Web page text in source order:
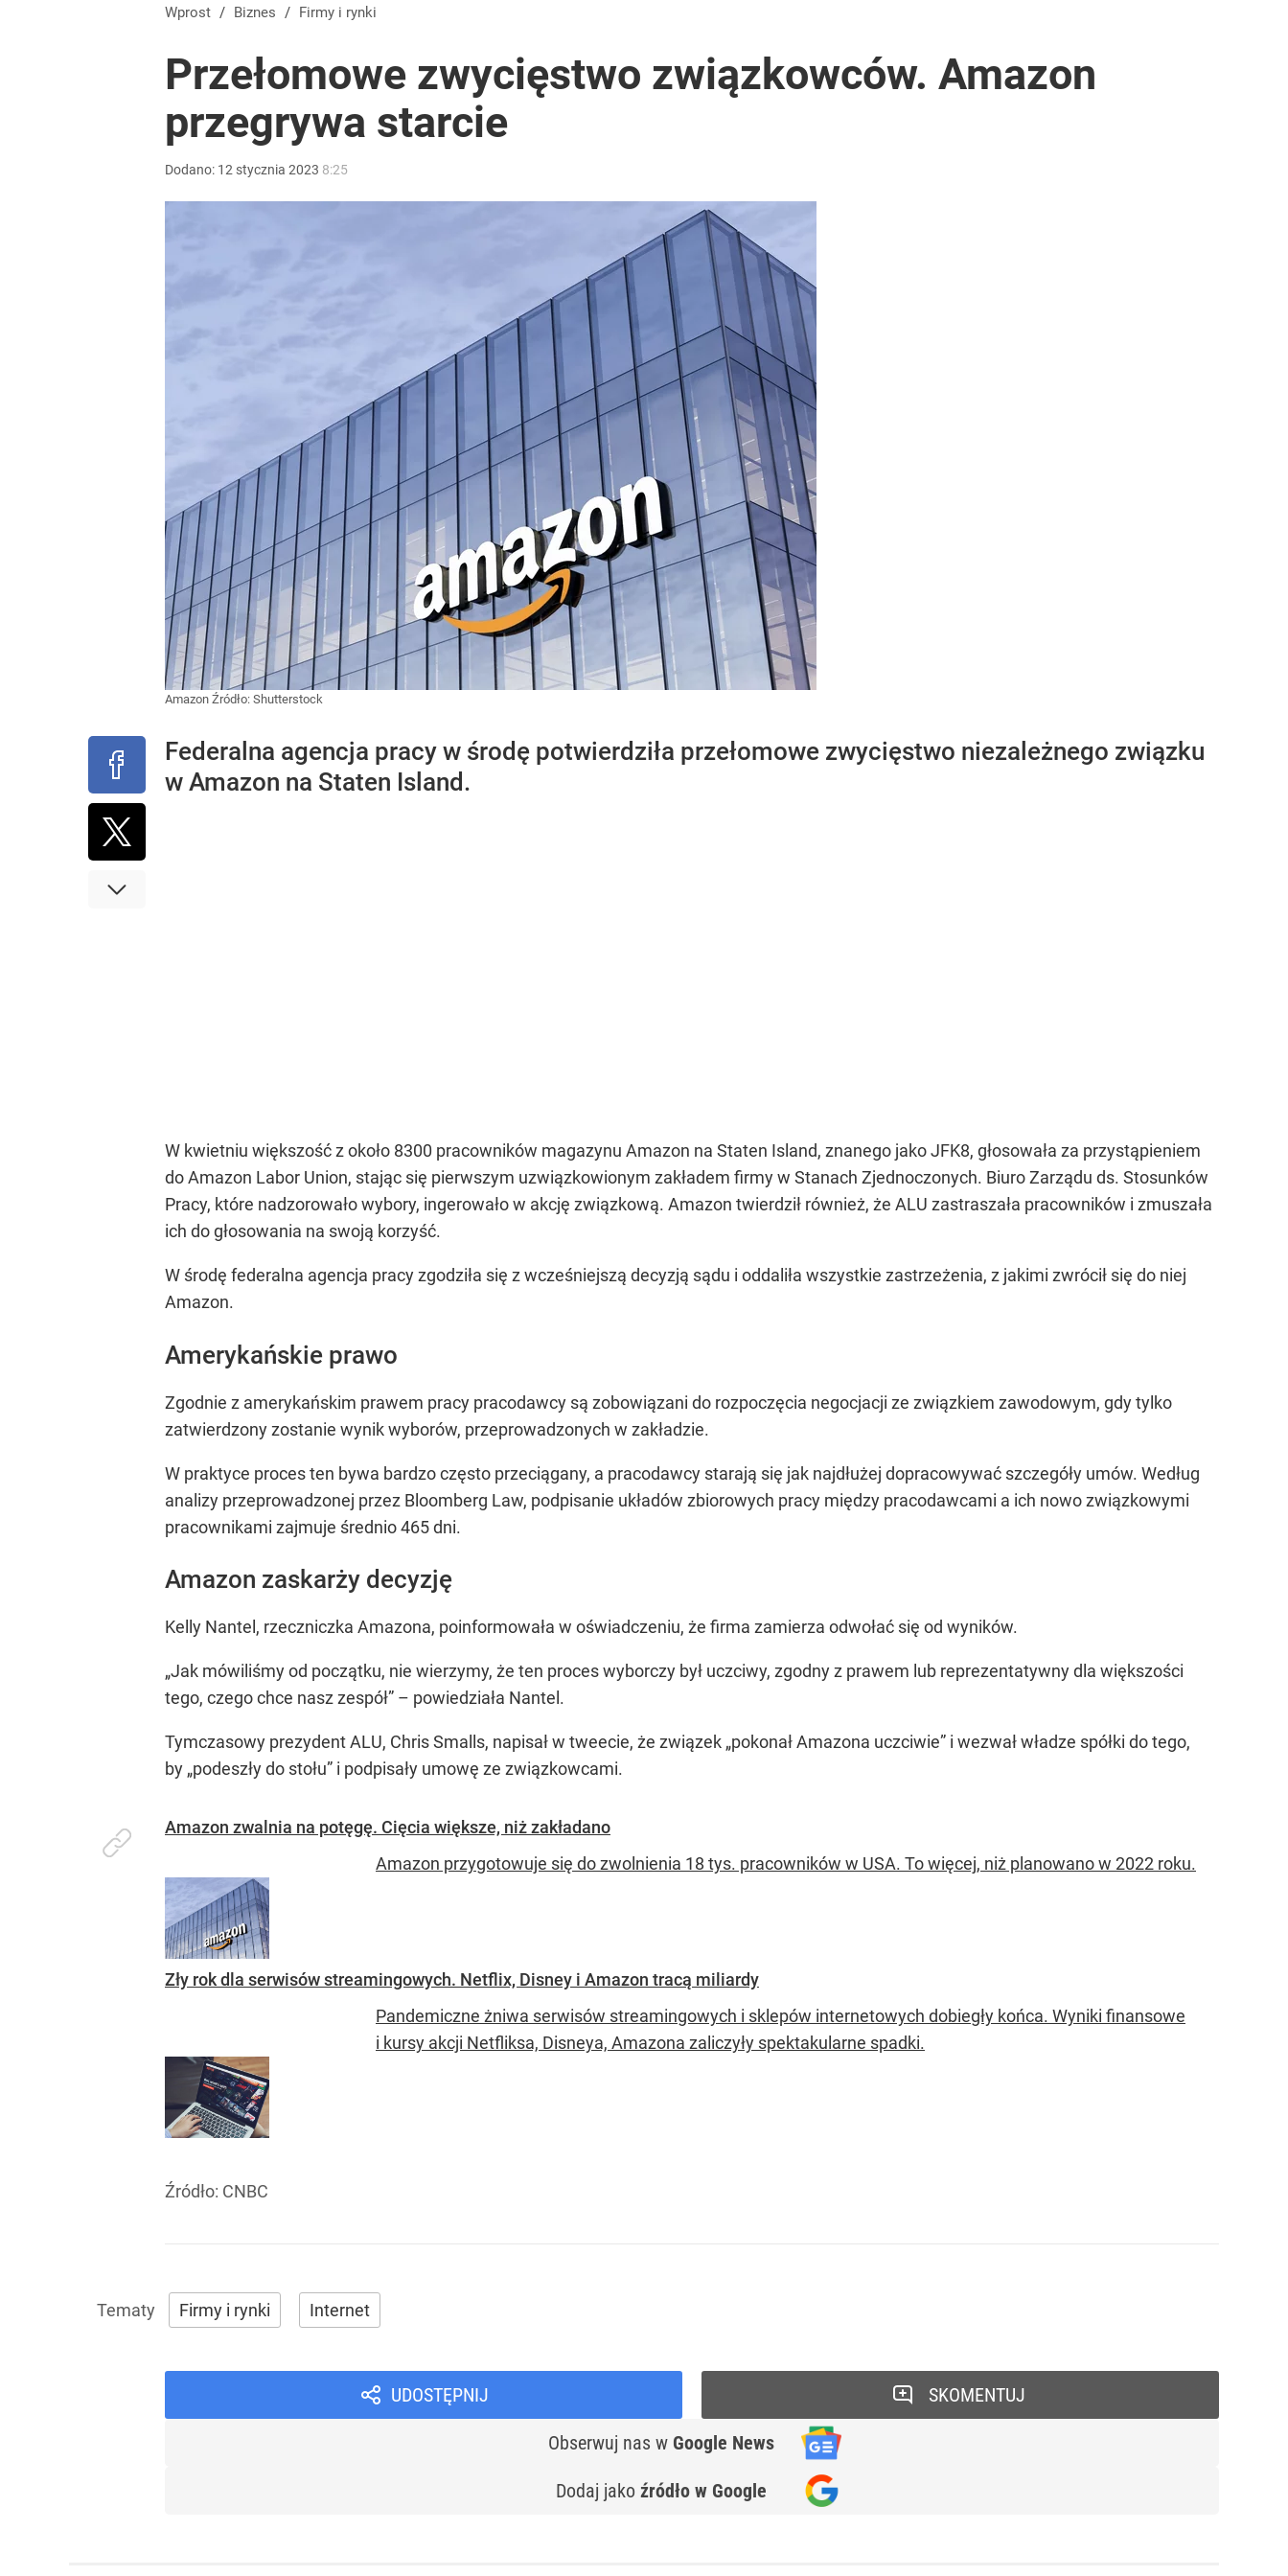
Wielkie pieniądze w Eurojackpot. Polak zgarnął ponad dwa miliony złotych
Blisko 200 tys. takich aktów w rok. Polacy masowo przekazują sobie nieruchomości
Wprost / Biznes / Firmy i rynki
Przełomowe zwycięstwo związkowców. Amazon
przegrywa starcie
Dodano: 12 stycznia 2023 8:25
Amazon Źródło: Shutterstock
Federalna agencja pracy w środę potwierdziła przełomowe zwycięstwo niezależnego związku
w Amazon na Staten Island.
W kwietniu większość z około 8300 pracowników magazynu Amazon na Staten Island, znanego jako JFK8, głosowała za przystąpieniem
do Amazon Labor Union, stając się pierwszym uzwiązkowionym zakładem firmy w Stanach Zjednoczonych. Biuro Zarządu ds. Stosunków
Pracy, które nadzorowało wybory, ingerowało w akcję związkową. Amazon twierdził również, że ALU zastraszała pracowników i zmuszała
ich do głosowania na swoją korzyść.
W środę federalna agencja pracy zgodziła się z wcześniejszą decyzją sądu i oddaliła wszystkie zastrzeżenia, z jakimi zwrócił się do niej
Amazon.
Amerykańskie prawo
Zgodnie z amerykańskim prawem pracy pracodawcy są zobowiązani do rozpoczęcia negocjacji ze związkiem zawodowym, gdy tylko
zatwierdzony zostanie wynik wyborów, przeprowadzonych w zakładzie.
W praktyce proces ten bywa bardzo często przeciągany, a pracodawcy starają się jak najdłużej dopracowywać szczegóły umów. Według
analizy przeprowadzonej przez Bloomberg Law, podpisanie układów zbiorowych pracy między pracodawcami a ich nowo związkowymi
pracownikami zajmuje średnio 465 dni.
Amazon zaskarży decyzję
Kelly Nantel, rzeczniczka Amazona, poinformowała w oświadczeniu, że firma zamierza odwołać się od wyników.
„Jak mówiliśmy od początku, nie wierzymy, że ten proces wyborczy był uczciwy, zgodny z prawem lub reprezentatywny dla większości
tego, czego chce nasz zespół” – powiedziała Nantel.
Tymczasowy prezydent ALU, Chris Smalls, napisał w tweecie, że związek „pokonał Amazona uczciwie” i wezwał władze spółki do tego,
by „podeszły do stołu” i podpisały umowę ze związkowcami.
Amazon zwalnia na potęgę. Cięcia większe, niż zakładano
Amazon przygotowuje się do zwolnienia 18 tys. pracowników w USA. To więcej, niż planowano w 2022 roku.
Zły rok dla serwisów streamingowych. Netflix, Disney i Amazon tracą miliardy
Pandemiczne żniwa serwisów streamingowych i sklepów internetowych dobiegły końca. Wyniki finansowe
i kursy akcji Netfliksa, Disneya, Amazona zaliczyły spektakularne spadki.
Źródło: CNBC
Firmy i rynki Internet
UDOSTĘPNIJ
Obserwuj nas w Google News
Dodaj jako źródło w Google
SKOMENTUJ